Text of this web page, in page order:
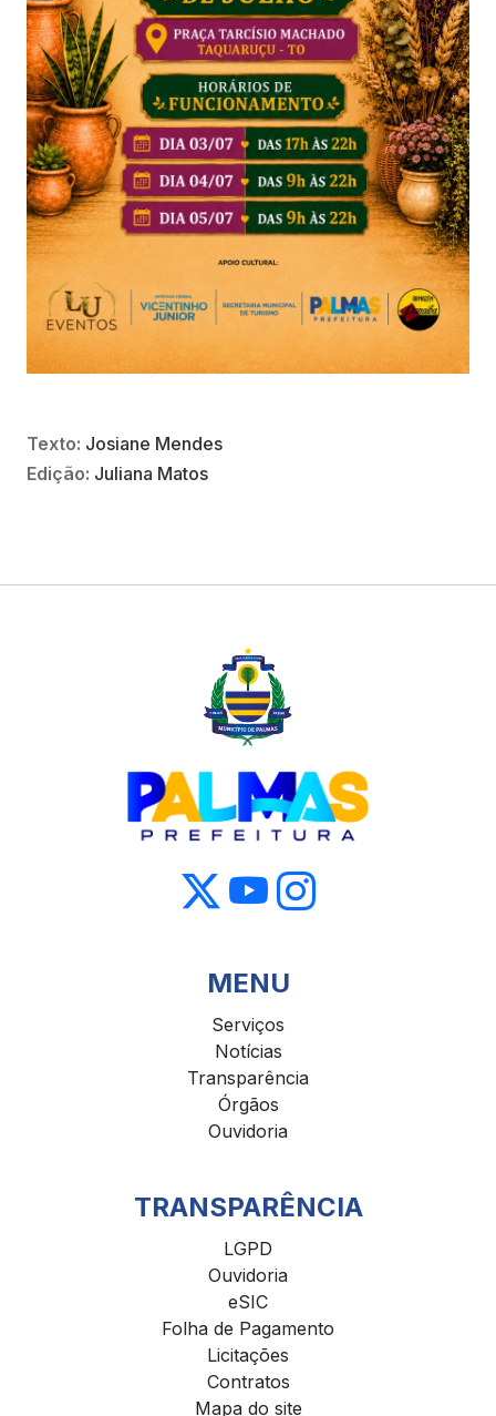
Texto: Josiane Mendes
Edição: Juliana Matos
MENU
Serviços
Notícias
Transparência
Órgãos
Ouvidoria
TRANSPARÊNCIA
LGPD
Ouvidoria
eSIC
Folha de Pagamento
Licitações
Contratos
Mapa do site